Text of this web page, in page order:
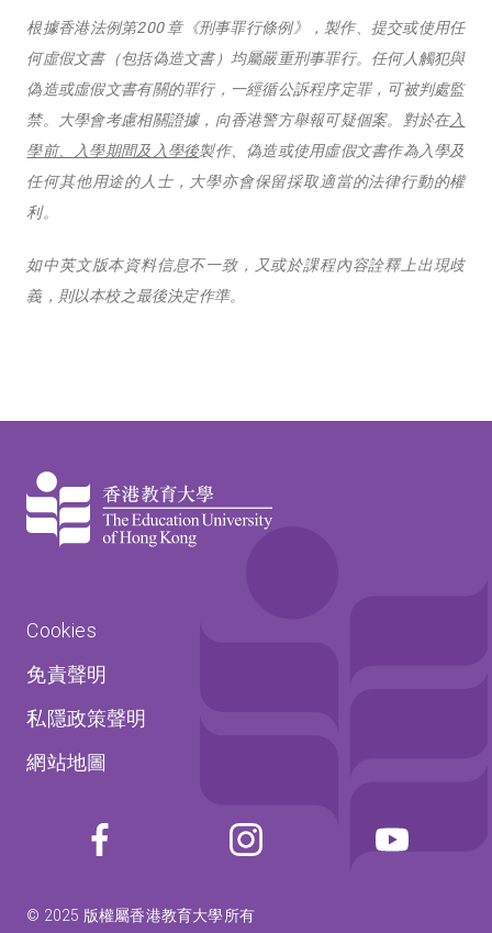
根據香港法例第200 章《刑事罪行條例》，製作、提交或使用任
何虛假文書（包括偽造文書）均屬嚴重刑事罪行。任何人觸犯與
偽造或虛假文書有關的罪行，一經循公訴程序定罪，可被判處監
禁。大學會考慮相關證據，向香港警方舉報可疑個案。對於在入
學前、入學期間及入學後製作、偽造或使用虛假文書作為入學及
任何其他用途的人士，大學亦會保留採取適當的法律行動的權
利。
如中英文版本資料信息不一致，又或於課程內容詮釋上出現歧
義，則以本校之最後決定作準。
© 2025 版權屬香港教育大學所有
Cookies
免責聲明
私隱政策聲明
網站地圖